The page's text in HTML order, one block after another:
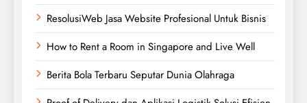
ResolusiWeb Jasa Website Profesional Untuk Bisnis
How to Rent a Room in Singapore and Live Well
Berita Bola Terbaru Seputar Dunia Olahraga